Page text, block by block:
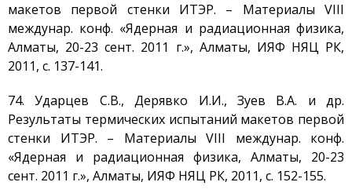
макетов первой стенки ИТЭР. – Материалы VIII
междунар. конф. «Ядерная и радиационная физика,
Алматы, 20-23 сент. 2011 г.», Алматы, ИЯФ НЯЦ РК,
2011, с. 137-141.
74. Ударцев С.В., Дерявко И.И., Зуев В.А. и др.
Результаты термических испытаний макетов первой
стенки ИТЭР. – Материалы VIII междунар. конф.
«Ядерная и радиационная физика, Алматы, 20-23
сент. 2011 г.», Алматы, ИЯФ НЯЦ РК, 2011, с. 152-155.